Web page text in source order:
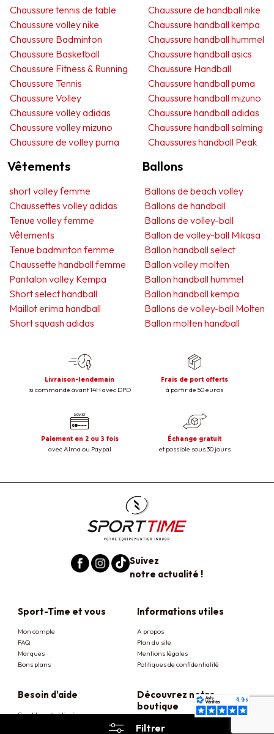
Filtrer
Chaussure tennis de table
Chaussure volley nike
Chaussure Badminton
Chaussure Basketball
Chaussure Fitness & Running
Chaussure Tennis
Chaussure Volley
Chaussure volley adidas
Chaussure volley mizuno
Chaussure de volley puma
Chaussure de handball nike
Chaussure handball kempa
Chaussure handball hummel
Chaussure handball asics
Chaussure Handball
Chaussure handball puma
Chaussure handball mizuno
Chaussure handball adidas
Chaussure handball salming
Chaussures handball Peak
Vêtements
short volley femme
Chaussettes volley adidas
Tenue volley femme
Vêtements
Tenue badminton femme
Chaussette handball femme
Pantalon volley Kempa
Short select handball
Maillot erima handball
Short squash adidas
Ballons
Ballons de beach volley
Ballons de handball
Ballons de volley-ball
Ballon de volley-ball Mikasa
Ballon handball select
Ballon volley molten
Ballon handball hummel
Ballon handball kempa
Ballons de volley-ball Molten
Ballon molten handball
Livraison-lendemain
si commande avant 14H avec DPD
Frais de port offerts
à partir de 50 euros
Paiement en 2 ou 3 fois
avec Alma ou Paypal
Échange gratuit
et possible sous 30 jours
Suivez
notre actualité !
Sport-Time et vous
Mon compte
FAQ
Marques
Bons plans
Informations utiles
A propos
Plan du site
Mentions légales
Politiques de confidentialité
Besoin d'aide
Condition d'utilisation
Découvrez notre
boutique
26 rue de la Fauconnière